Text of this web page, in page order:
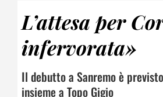
L’attesa per
infervorata»
Il debutto a Sanremo è
insieme a Topo Gigio